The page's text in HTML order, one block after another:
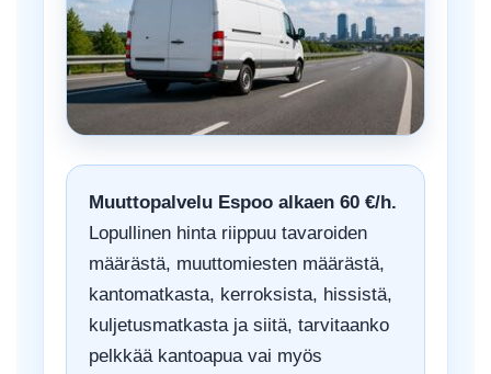
Muuttopalvelu Espoo alkaen 60 €/h.
Lopullinen hinta riippuu tavaroiden
määrästä, muuttomiesten määrästä,
kantomatkasta, kerroksista, hissistä,
kuljetusmatkasta ja siitä, tarvitaanko
pelkkää kantoapua vai myös